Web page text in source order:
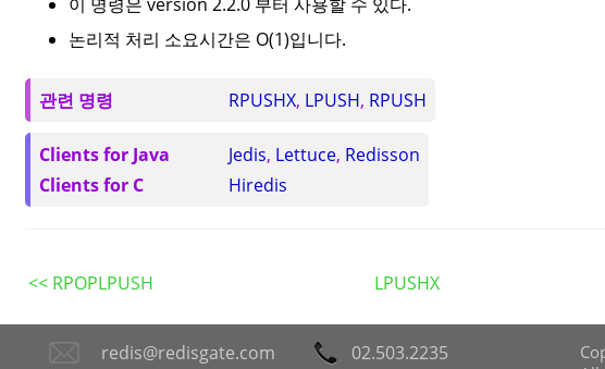
논리적 처리 소요시간은 O(1)입니다.
관련 명령 RPUSHX, LPUSH, RPUSH
Clients for Java Jedis, Lettuce, Redisson
Clients for C
Hiredis
<< RPOPLPUSH LPUSHX
redis@redisgate.com 02.503.2235